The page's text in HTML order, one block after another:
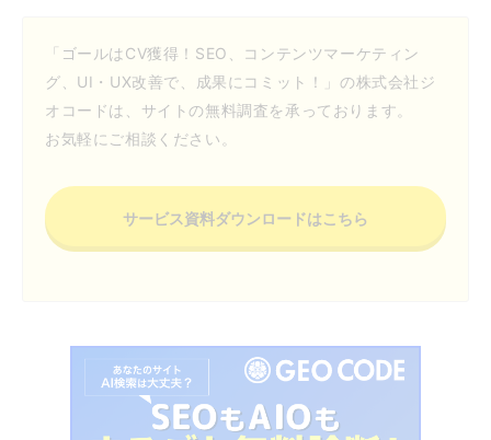
「ゴールはCV獲得！SEO、コンテンツマーケティン
グ、UI・UX改善で、成果にコミット！」の株式会社ジ
オコードは、サイトの無料調査を承っております。
お気軽にご相談ください。
サービス資料ダウンロードはこちら